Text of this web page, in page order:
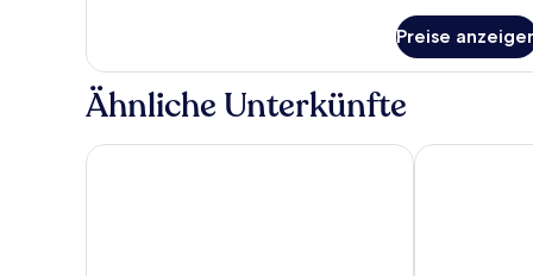
Preise
Ähnliche Unterkünfte
Hôtel Causse Comtal Rodez, The Originals Relais
The